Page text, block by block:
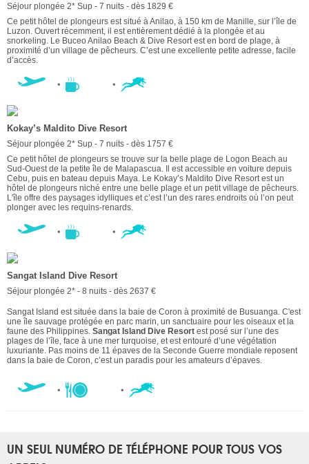
Séjour plongée 2* Sup - 7 nuits - dès 1829 €
Ce petit hôtel de plongeurs est situé à Anilao, à 150 km de Manille, sur l’île de
Luzon. Ouvert récemment, il est entièrement dédié à la plongée et au
snorkeling. Le Buceo Anilao Beach & Dive Resort est en bord de plage, à
proximité d’un village de pêcheurs. C’est une excellente petite adresse, facile
d’accès.
Kokay’s Maldito Dive Resort
Séjour plongée 2* Sup - 7 nuits - dès 1757 €
Ce petit hôtel de plongeurs se trouve sur la belle plage de Logon Beach au
Sud-Ouest de la petite île de Malapascua. Il est accessible en voiture depuis
Cebu, puis en bateau depuis Maya. Le Kokay’s Maldito Dive Resort est un
hôtel de plongeurs niché entre une belle plage et un petit village de pêcheurs.
L'île offre des paysages idylliques et c’est l’un des rares endroits où l’on peut
plonger avec les requins-renards.
Sangat Island Dive Resort
Séjour plongée 2* - 8 nuits - dès 2637 €
Sangat Island est située dans la baie de Coron à proximité de Busuanga. C'est
une île sauvage protégée en parc marin, un sanctuaire pour les oiseaux et la
faune des Philippines. Sangat Island Dive Resort est posé sur l’une des
plages de l’île, face à une mer turquoise, et est entouré d’une végétation
luxuriante. Pas moins de 11 épaves de la Seconde Guerre mondiale reposent
dans la baie de Coron, c’est un paradis pour les amateurs d’épaves.
UN SEUL NUMÉRO DE TÉLÉPHONE POUR TOUS VOS